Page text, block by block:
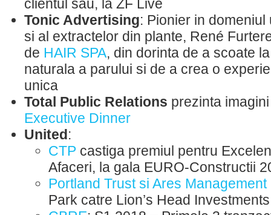
clientul sau, la ZF Live
Tonic Advertising: Pionier in
si al extractelor din plante, René
de HAIR SPA, din dorinta de a scoate
naturala a parului si de a crea o
unica
Total Public Relations prezinta
Executive Dinner
United:
CTP castiga premiul pentru
Afaceri, la gala EURO-Constructii
Portland Trust si Ares Management
Park catre Lion’s Head Investments